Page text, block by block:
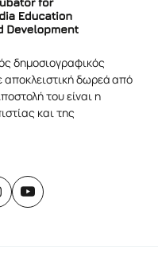
δημοσιογραφικός
αποκλειστική δωρεά από
του είναι η
και της